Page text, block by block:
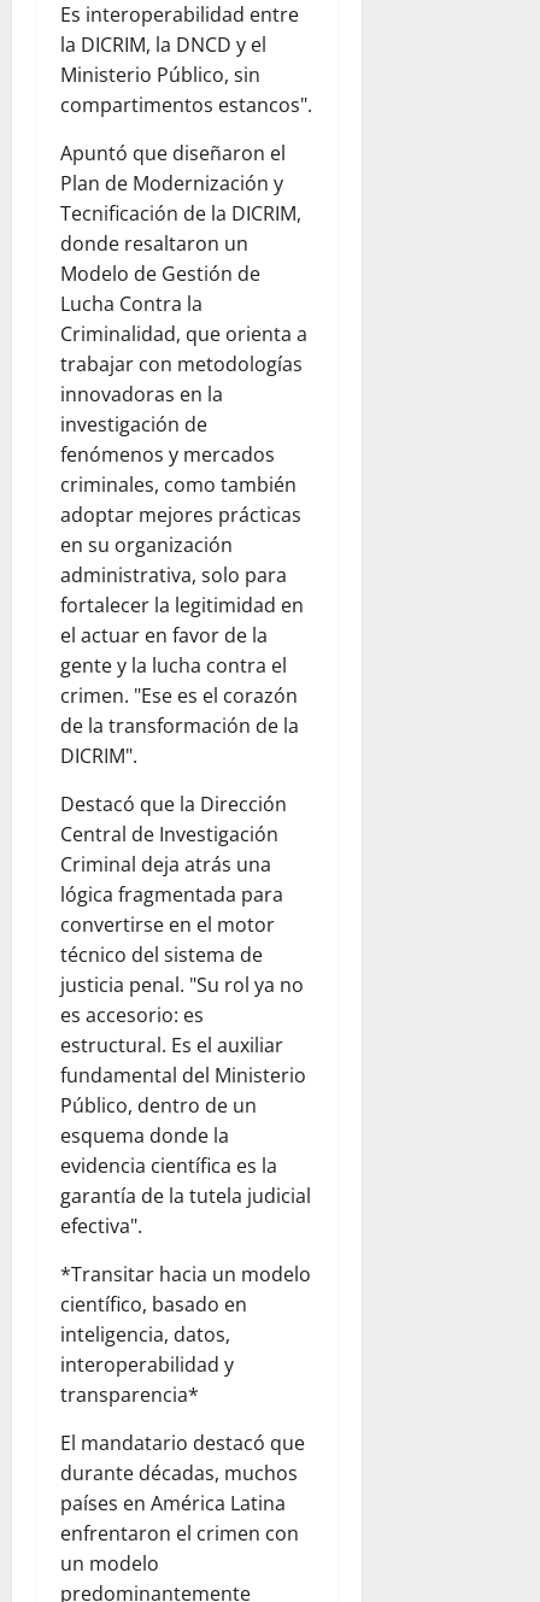
Es interoperabilidad entre
la DICRIM, la DNCD y el
Ministerio Público, sin
compartimentos estancos".
Apuntó que diseñaron el
Plan de Modernización y
Tecnificación de la DICRIM,
donde resaltaron un
Modelo de Gestión de
Lucha Contra la
Criminalidad, que orienta a
trabajar con metodologías
innovadoras en la
investigación de
fenómenos y mercados
criminales, como también
adoptar mejores prácticas
en su organización
administrativa, solo para
fortalecer la legitimidad en
el actuar en favor de la
gente y la lucha contra el
crimen. "Ese es el corazón
de la transformación de la
DICRIM".
Destacó que la Dirección
Central de Investigación
Criminal deja atrás una
lógica fragmentada para
convertirse en el motor
técnico del sistema de
justicia penal. "Su rol ya no
es accesorio: es
estructural. Es el auxiliar
fundamental del Ministerio
Público, dentro de un
esquema donde la
evidencia científica es la
garantía de la tutela judicial
efectiva".
*Transitar hacia un modelo
científico, basado en
inteligencia, datos,
interoperabilidad y
transparencia*
El mandatario destacó que
durante décadas, muchos
países en América Latina
enfrentaron el crimen con
un modelo
predominantemente